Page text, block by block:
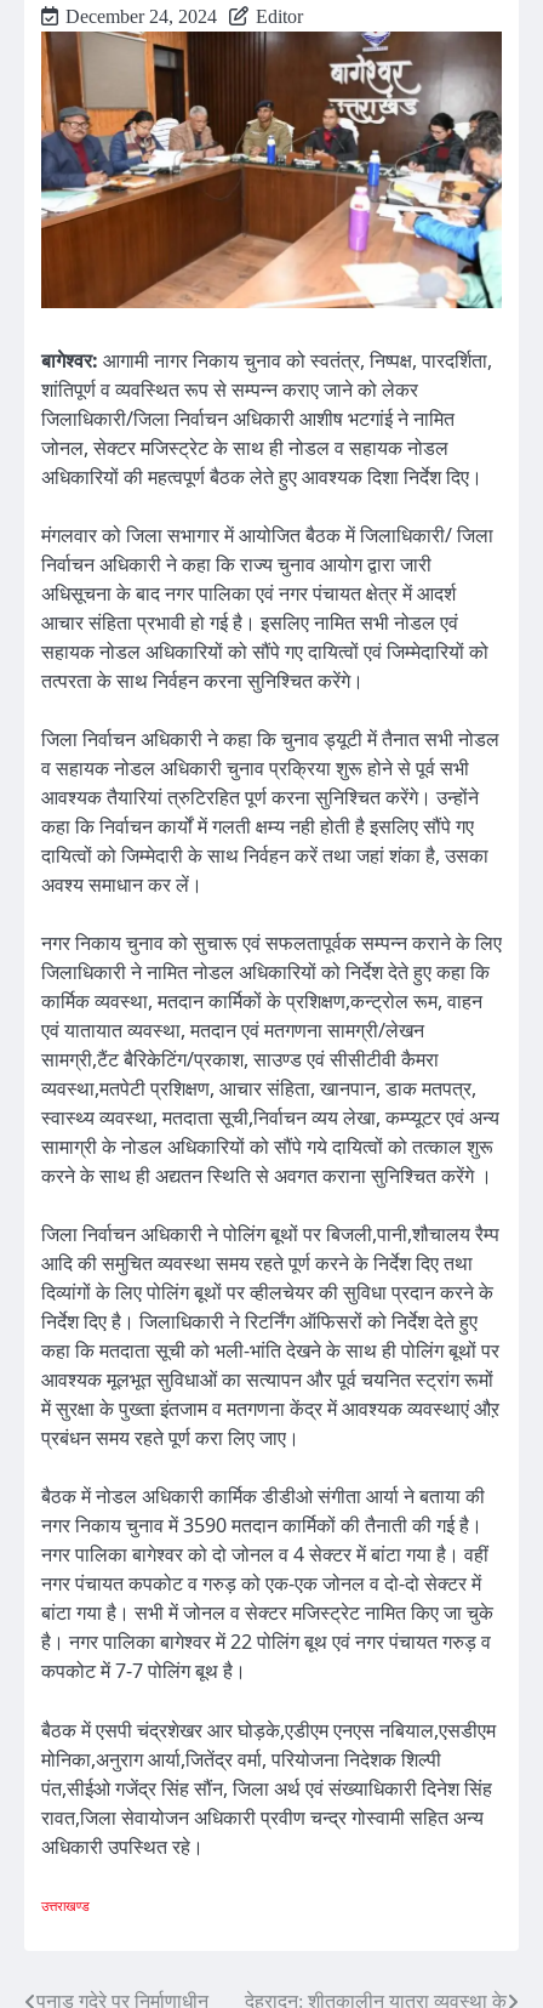
December 24, 2024 Editor
बागेश्वर: आगामी नागर निकाय चुनाव को स्वतंत्र, निष्पक्ष, पारदर्शिता,
शांतिपूर्ण व व्यवस्थित रूप से सम्पन्न कराए जाने को लेकर
जिलाधिकारी/जिला निर्वाचन अधिकारी आशीष भटगांई ने नामित
जोनल, सेक्टर मजिस्ट्रेट के साथ ही नोडल व सहायक नोडल
अधिकारियों की महत्वपूर्ण बैठक लेते हुए आवश्यक दिशा निर्देश दिए।
मंगलवार को जिला सभागार में आयोजित बैठक में जिलाधिकारी/ जिला
निर्वाचन अधिकारी ने कहा कि राज्य चुनाव आयोग द्वारा जारी
अधिसूचना के बाद नगर पालिका एवं नगर पंचायत क्षेत्र में आदर्श
आचार संहिता प्रभावी हो गई है। इसलिए नामित सभी नोडल एवं
सहायक नोडल अधिकारियों को सौंपे गए दायित्वों एवं जिम्मेदारियों को
तत्परता के साथ निर्वहन करना सुनिश्चित करेंगे।
जिला निर्वाचन अधिकारी ने कहा कि चुनाव ड्यूटी में तैनात सभी नोडल
व सहायक नोडल अधिकारी चुनाव प्रक्रिया शुरू होने से पूर्व सभी
आवश्यक तैयारियां त्रुटिरहित पूर्ण करना सुनिश्चित करेंगे। उन्होंने
कहा कि निर्वाचन कार्यों में गलती क्षम्य नही होती है इसलिए सौंपे गए
दायित्वों को जिम्मेदारी के साथ निर्वहन करें तथा जहां शंका है, उसका
अवश्य समाधान कर लें।
नगर निकाय चुनाव को सुचारू एवं सफलतापूर्वक सम्पन्न कराने के लिए
जिलाधिकारी ने नामित नोडल अधिकारियों को निर्देश देते हुए कहा कि
कार्मिक व्यवस्था, मतदान कार्मिकों के प्रशिक्षण,कन्ट्रोल रूम, वाहन
एवं यातायात व्यवस्था, मतदान एवं मतगणना सामग्री/लेखन
सामग्री,टैंट बैरिकेटिंग/प्रकाश, साउण्ड एवं सीसीटीवी कैमरा
व्यवस्था,मतपेटी प्रशिक्षण, आचार संहिता, खानपान, डाक मतपत्र,
स्वास्थ्य व्यवस्था, मतदाता सूची,निर्वाचन व्यय लेखा, कम्प्यूटर एवं अन्य
सामाग्री के नोडल अधिकारियों को सौंपे गये दायित्वों को तत्काल शुरू
करने के साथ ही अद्यतन स्थिति से अवगत कराना सुनिश्चित करेंगे ।
जिला निर्वाचन अधिकारी ने पोलिंग बूथों पर बिजली,पानी,शौचालय रैम्प
आदि की समुचित व्यवस्था समय रहते पूर्ण करने के निर्देश दिए तथा
दिव्यांगों के लिए पोलिंग बूथों पर व्हीलचेयर की सुविधा प्रदान करने के
निर्देश दिए है। जिलाधिकारी ने रिटर्निंग ऑफिसरों को निर्देश देते हुए
कहा कि मतदाता सूची को भली-भांति देखने के साथ ही पोलिंग बूथों पर
आवश्यक मूलभूत सुविधाओं का सत्यापन और पूर्व चयनित स्ट्रांग रूमों
में सुरक्षा के पुख्ता इंतजाम व मतगणना केंद्र में आवश्यक व्यवस्थाएं औऱ
प्रबंधन समय रहते पूर्ण करा लिए जाए।
बैठक में नोडल अधिकारी कार्मिक डीडीओ संगीता आर्या ने बताया की
नगर निकाय चुनाव में 3590 मतदान कार्मिकों की तैनाती की गई है।
नगर पालिका बागेश्वर को दो जोनल व 4 सेक्टर में बांटा गया है। वहीं
नगर पंचायत कपकोट व गरुड़ को एक-एक जोनल व दो-दो सेक्टर में
बांटा गया है। सभी में जोनल व सेक्टर मजिस्ट्रेट नामित किए जा चुके
है। नगर पालिका बागेश्वर में 22 पोलिंग बूथ एवं नगर पंचायत गरुड़ व
कपकोट में 7-7 पोलिंग बूथ है।
बैठक में एसपी चंद्रशेखर आर घोड़के,एडीएम एनएस नबियाल,एसडीएम
मोनिका,अनुराग आर्या,जितेंद्र वर्मा, परियोजना निदेशक शिल्पी
पंत,सीईओ गजेंद्र सिंह सौंन, जिला अर्थ एवं संख्याधिकारी दिनेश सिंह
रावत,जिला सेवायोजन अधिकारी प्रवीण चन्द्र गोस्वामी सहित अन्य
अधिकारी उपस्थित रहे।
उत्तराखण्ड
पुनाड़ गदेरे पर निर्माणाधीन
देहरादून: शीतकालीन यात्रा व्यवस्था के